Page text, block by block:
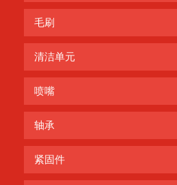
毛刷
清洁单元
喷嘴
轴承
紧固件